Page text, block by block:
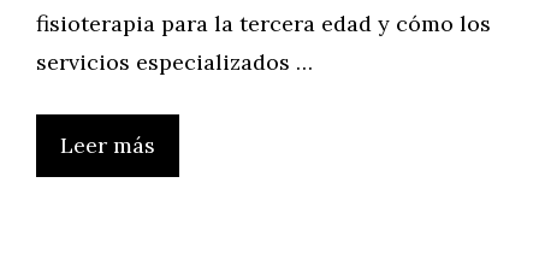
fisioterapia para la tercera edad y cómo los
servicios especializados …
Leer más